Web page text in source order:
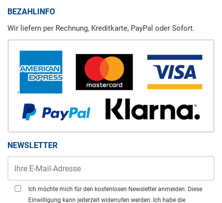
BEZAHLINFO
Wir liefern per Rechnung, Kreditkarte, PayPal oder Sofort.
NEWSLETTER
Ich möchte mich für den kostenlosen Newsletter anmelden. Diese
Einwilligung kann jederzeit widerrufen werden. Ich habe die